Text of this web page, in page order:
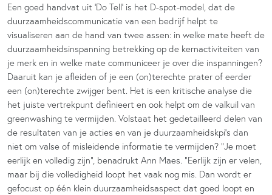
Een goed handvat uit ‘Do Tell’ is het D-spot-model, dat de
duurzaamheidscommunicatie van een bedrijf helpt te
visualiseren aan de hand van twee assen: in welke mate heeft de
duurzaamheidsinspanning betrekking op de kernactiviteiten van
je merk en in welke mate communiceer je over die inspanningen?
Daaruit kan je afleiden of je een (on)terechte prater of eerder
een (on)terechte zwijger bent. Het is een kritische analyse die
het juiste vertrekpunt definieert en ook helpt om de valkuil van
greenwashing te vermijden. Volstaat het gedetailleerd delen van
de resultaten van je acties en van je duurzaamheidskpi’s dan
niet om valse of misleidende informatie te vermijden? “Je moet
eerlijk en volledig zijn”, benadrukt Ann Maes. “Eerlijk zijn er velen,
maar bij die volledigheid loopt het vaak nog mis. Dan wordt er
gefocust op één klein duurzaamheidsaspect dat goed loopt en